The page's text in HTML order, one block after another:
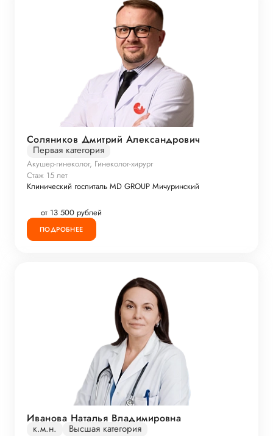
Соляников Дмитрий Александрович
Первая категория
Акушер-гинеколог, Гинеколог-хирург
Стаж 15 лет
Клинический госпиталь MD GROUP Мичуринский
от 13 500 рублей
ПОДРОБНЕЕ
Иванова Наталья Владимировна
к.м.н. Высшая категория